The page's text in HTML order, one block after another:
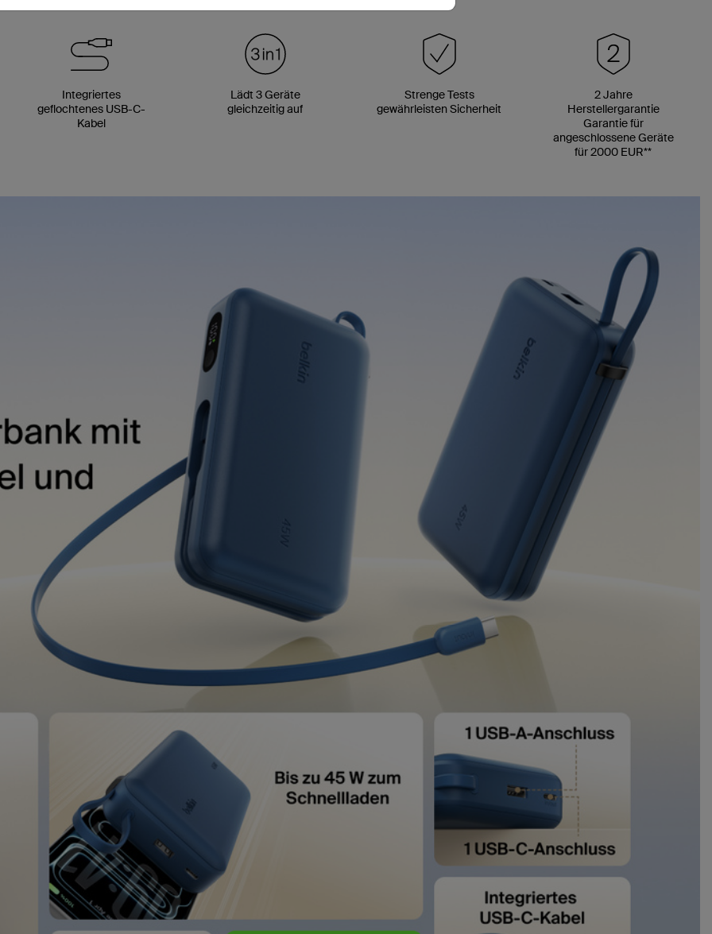
Integriertes
geflochtenes USB-C-
Kabel
Lädt 3 Geräte
gleichzeitig auf
Strenge Tests
gewährleisten Sicherheit
2 Jahre
Herstellergarantie
Garantie für
angeschlossene Geräte
für 2000 EUR**